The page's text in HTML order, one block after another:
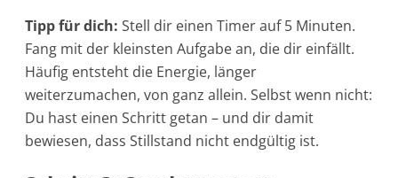
Tipp für dich: Stell dir einen Timer auf 5 Minuten.
Fang mit der kleinsten Aufgabe an, die dir einfällt.
Häufig entsteht die Energie, länger
weiterzumachen, von ganz allein. Selbst wenn nicht:
Du hast einen Schritt getan – und dir damit
bewiesen, dass Stillstand nicht endgültig ist.